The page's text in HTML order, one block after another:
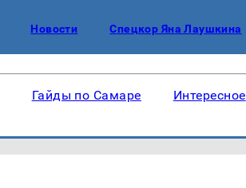
Новости Спецкор Яна Лаушкина
Гайды по Самаре Интересное